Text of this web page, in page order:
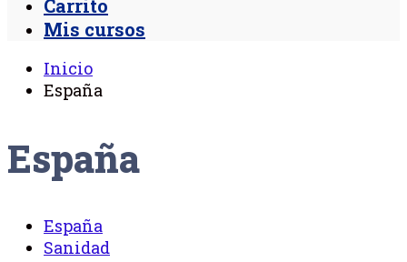
Carrito
Mis cursos
Inicio
España
España
España
Sanidad